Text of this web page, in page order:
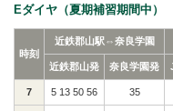
Eダイヤ（夏期補習期間中）
時刻
近鉄郡山駅⇔奈良学園
近鉄郡山発 奈良学園発
7 5 13 50 56 35